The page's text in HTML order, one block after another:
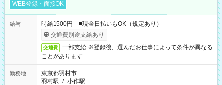
WEB登録・面接OK
給与
時給1500円 ■現金日払いもOK（規定あり）
交通費別途支給あり
交通費
一部支給 ※登録後、選んだお仕事によって条件が異なる
ことがあります
勤務地
東京都羽村市
羽村駅 / 小作駅